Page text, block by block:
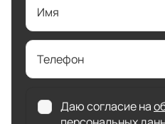
Имя
Телефон
Даю согласие на